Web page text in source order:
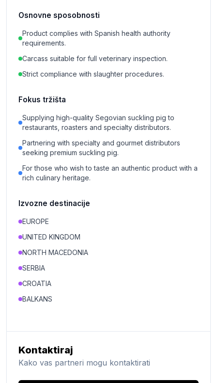
Osnovne sposobnosti
Product complies with Spanish health authority
requirements.
Carcass suitable for full veterinary inspection.
Strict compliance with slaughter procedures.
Fokus tržišta
Supplying high-quality Segovian suckling pig to
restaurants, roasters and specialty distributors.
Partnering with specialty and gourmet distributors
seeking premium suckling pig.
For those who wish to taste an authentic product with a
rich culinary heritage.
Izvozne destinacije
EUROPE
UNITED KINGDOM
NORTH MACEDONIA
SERBIA
CROATIA
BALKANS
Kontaktiraj
Kako vas partneri mogu kontaktirati